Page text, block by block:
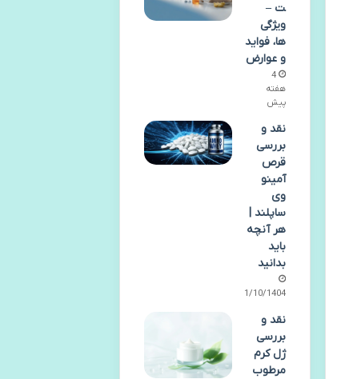
ت –
ویژگی
ها، فواید
و عوارض
4
هفته
پیش
نقد و
بررسی
قرص
آمینو
وی
ساپلند |
هر آنچه
باید
بدانید
01/10/1404
نقد و
بررسی
ژل کرم
مرطوب